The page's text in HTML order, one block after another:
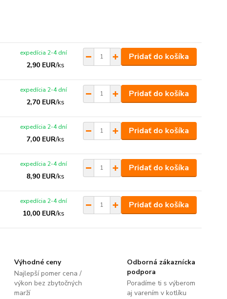
2,90 EUR/ks
expedícia 2-4 dní Pridať do košíka
2,70 EUR/ks
expedícia 2-4 dní Pridať do košíka
7,00 EUR/ks
expedícia 2-4 dní Pridať do košíka
8,90 EUR/ks
expedícia 2-4 dní Pridať do košíka
10,00 EUR/ks
expedícia 2-4 dní Pridať do košíka
Výhodné ceny
Najlepší pomer cena /
výkon bez zbytočných
marží
Odborná zákaznícka
podpora
Poradíme ti s výberom
aj varením v kotlíku